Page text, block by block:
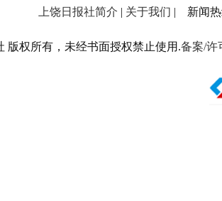
上饶日报社简介 | 关于我们 | 新闻热
版权所有，未经书面授权禁止使用.备案/许